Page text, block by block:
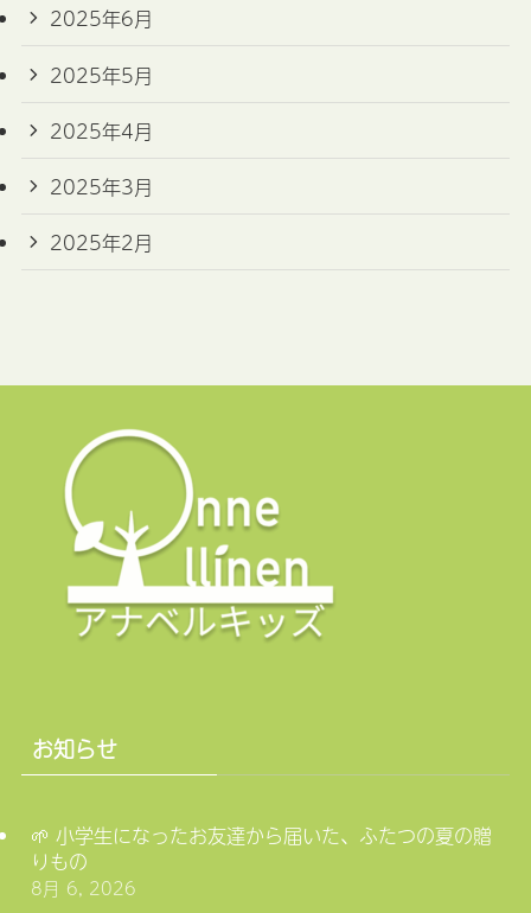
2025年6月
2025年5月
2025年4月
2025年3月
2025年2月
お知らせ
🌱 小学生になったお友達から届いた、ふたつの夏の贈
りもの
8月 6, 2026